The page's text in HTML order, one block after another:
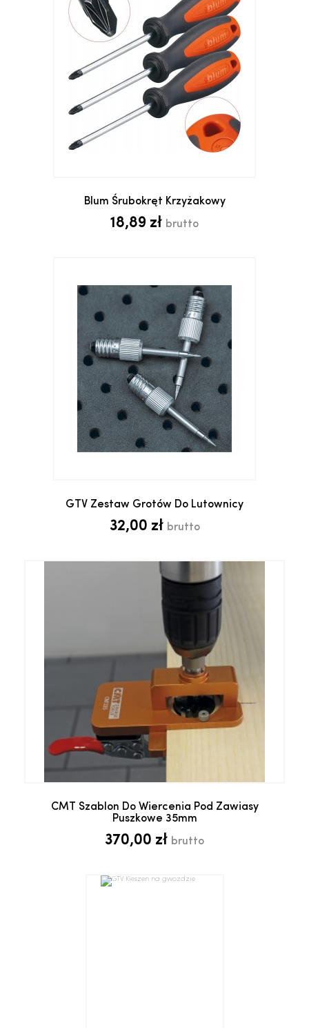
Blum Śrubokręt Krzyżakowy
18,89 zł brutto
GTV Zestaw Grotów Do Lutownicy
32,00 zł brutto
CMT Szablon Do Wiercenia Pod Zawiasy
Puszkowe 35mm
370,00 zł brutto